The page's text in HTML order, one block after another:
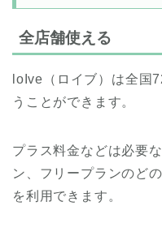
全店舗使える
loIve（ロイブ）は全国
うことができます。
プラス料金などは必要
ン、フリープランのど
を利用できます。